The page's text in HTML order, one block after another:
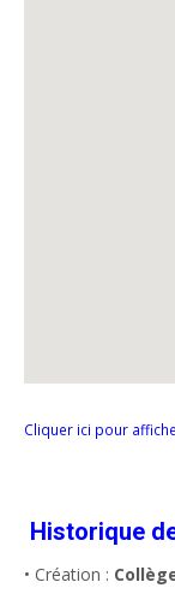
Cliquer ici pour
Historique
• Création :